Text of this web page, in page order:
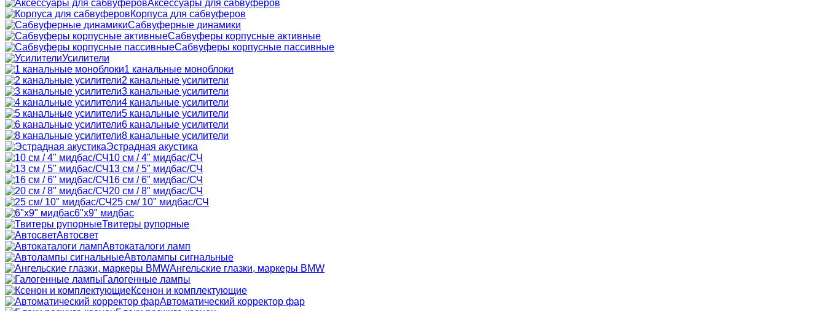
Аксессуары для сабвуферов
Корпуса для сабвуферов
Сабвуферные динамики
Сабвуферы корпусные активные
Сабвуферы корпусные пассивные
Усилители
1 канальные моноблоки
2 канальные усилители
3 канальные усилители
4 канальные усилители
5 канальные усилители
6 канальные усилители
8 канальные усилители
Эстрадная акустика
10 см / 4" мидбас/СЧ
13 см / 5" мидбас/СЧ
16 см / 6" мидбас/СЧ
20 см / 8" мидбас/СЧ
25 см/ 10" мидбас/СЧ
6"x9" мидбас
Твитеры рупорные
Автосвет
Автокаталоги ламп
Автолампы сигнальные
Ангельские глазки, маркеры BMW
Галогенные лампы
Ксенон и комплектующие
Автоматический корректор фар